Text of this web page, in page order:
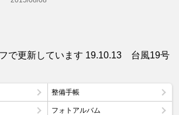
で更新しています 19.10.13 台風19号
整備手帳
フォトアルバム